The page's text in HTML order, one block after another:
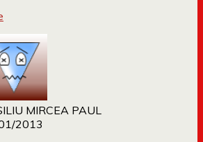
MIRCEA PAUL
2013